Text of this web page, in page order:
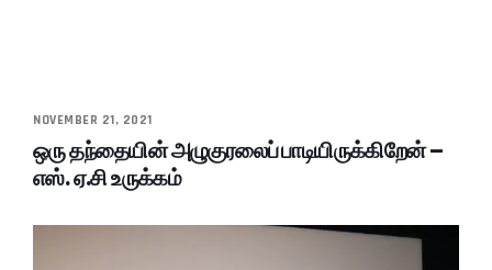
NOVEMBER 21, 2021
ஒரு தந்தையின் அழுகுரலைப் பாடியிருக்கிறேன் –
எஸ். ஏ.சி உருக்கம்